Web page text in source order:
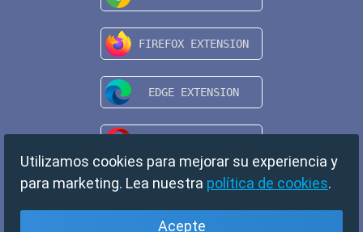
Utilizamos cookies para mejorar su experiencia y
para marketing. Lea nuestra política de cookies.
Acepte